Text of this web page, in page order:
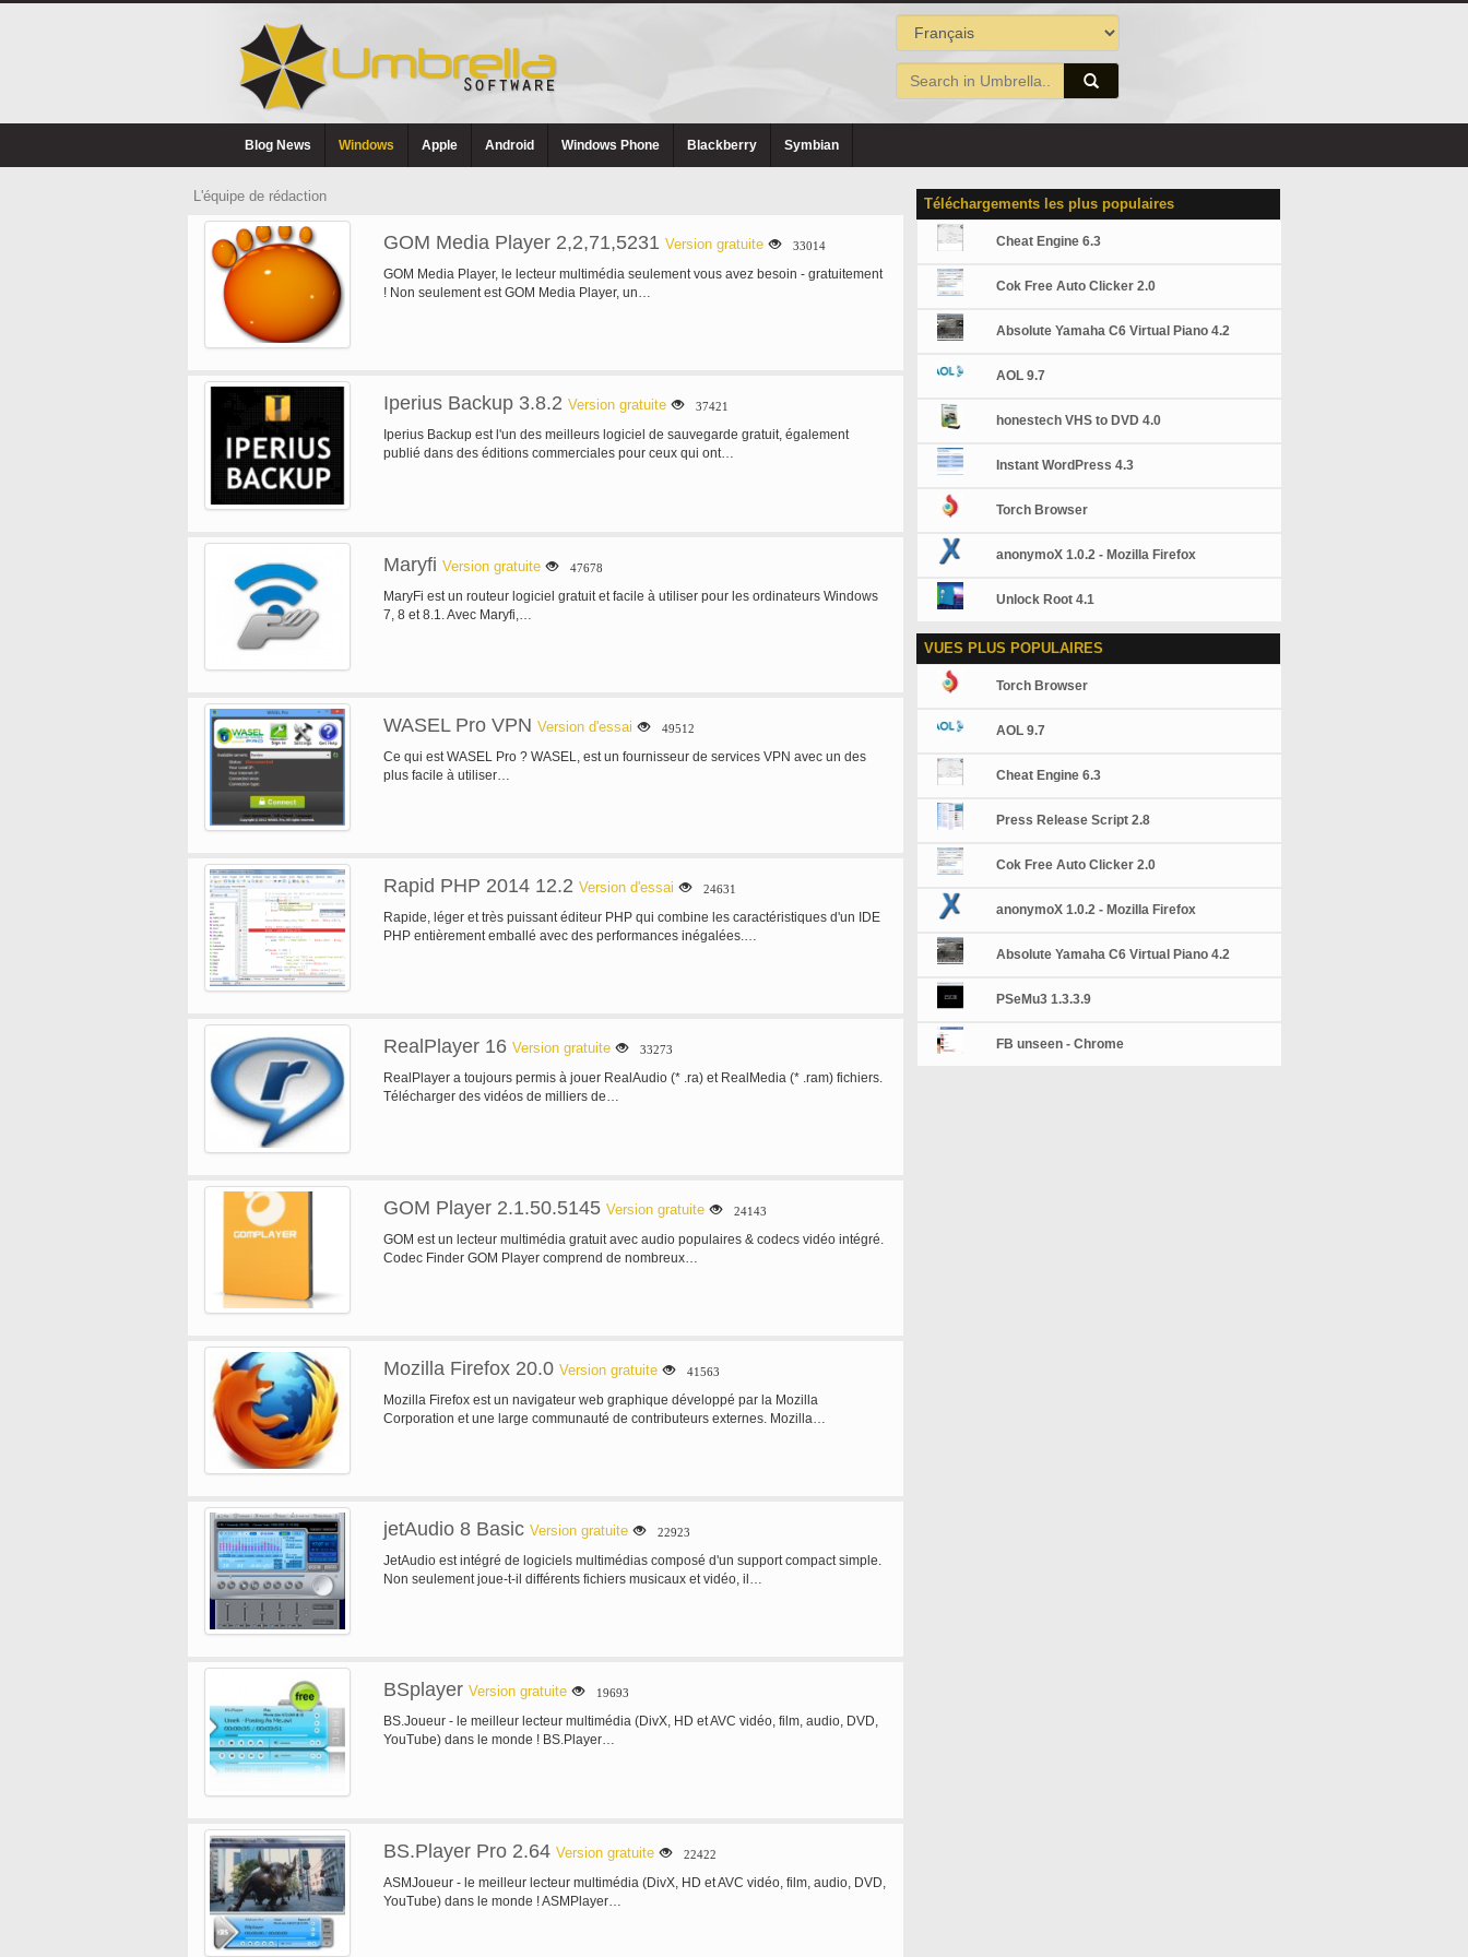
Blog News Windows Apple Android Windows Phone Blackberry Symbian
L'équipe de rédaction
GOM Media Player 2,2,71,5231 Version gratuite 33014
GOM Media Player, le lecteur multimédia seulement vous avez besoin - gratuitement
! Non seulement est GOM Media Player, un…
Iperius Backup 3.8.2 Version gratuite 37421
Iperius Backup est l'un des meilleurs logiciel de sauvegarde gratuit, également
publié dans des éditions commerciales pour ceux qui ont…
Maryfi Version gratuite 47678
MaryFi est un routeur logiciel gratuit et facile à utiliser pour les ordinateurs Windows
7, 8 et 8.1. Avec Maryfi,…
WASEL Pro VPN Version d'essai 49512
Ce qui est WASEL Pro ? WASEL, est un fournisseur de services VPN avec un des
plus facile à utiliser…
Rapid PHP 2014 12.2 Version d'essai 24631
Rapide, léger et très puissant éditeur PHP qui combine les caractéristiques d'un IDE
PHP entièrement emballé avec des performances inégalées.…
RealPlayer 16 Version gratuite 33273
RealPlayer a toujours permis à jouer RealAudio (* .ra) et RealMedia (* .ram) fichiers.
Télécharger des vidéos de milliers de…
GOM Player 2.1.50.5145 Version gratuite 24143
GOM est un lecteur multimédia gratuit avec audio populaires & codecs vidéo intégré.
Codec Finder GOM Player comprend de nombreux…
Mozilla Firefox 20.0 Version gratuite 41563
Mozilla Firefox est un navigateur web graphique développé par la Mozilla
Corporation et une large communauté de contributeurs externes. Mozilla…
jetAudio 8 Basic Version gratuite 22923
JetAudio est intégré de logiciels multimédias composé d'un support compact simple.
Non seulement joue-t-il différents fichiers musicaux et vidéo, il…
BSplayer Version gratuite 19693
BS.Joueur - le meilleur lecteur multimédia (DivX, HD et AVC vidéo, film, audio, DVD,
YouTube) dans le monde ! BS.Player…
BS.Player Pro 2.64 Version gratuite 22422
ASMJoueur - le meilleur lecteur multimédia (DivX, HD et AVC vidéo, film, audio, DVD,
YouTube) dans le monde ! ASMPlayer…
Téléchargements les plus populaires
Cheat Engine 6.3
Cok Free Auto Clicker 2.0
Absolute Yamaha C6 Virtual Piano 4.2
AOL 9.7
honestech VHS to DVD 4.0
Instant WordPress 4.3
Torch Browser
anonymoX 1.0.2 - Mozilla Firefox
Unlock Root 4.1
VUES PLUS POPULAIRES
Torch Browser
AOL 9.7
Cheat Engine 6.3
Press Release Script 2.8
Cok Free Auto Clicker 2.0
anonymoX 1.0.2 - Mozilla Firefox
Absolute Yamaha C6 Virtual Piano 4.2
PSeMu3 1.3.3.9
FB unseen - Chrome